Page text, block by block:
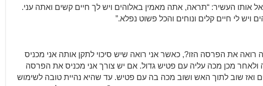
אותו העשיר: “תראה, אתה מאמין באלוהים ויש לך חיים קשים ואתה עני.
ויש לי חיים קלים ונוחים והכל פשוט נפלא.”
רואה את הפרסה הזו?, כאשר אני רואה שיש סיכוי לתקן אותה אני מכניס
מכן מכה עליה עם פטיש גדול. אם יש צורך אני מכניס את הפרסה
ואז שוב לתוך האש ושוב מכה בה עם פטיש. עד שהיא נהיית טובה לשימוש